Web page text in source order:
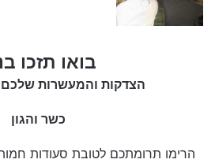
בואו תזכו
הצדקות והמעשרות שלכם
כשר והגון
הרימו תרומתכם לטובת סעודות חמות